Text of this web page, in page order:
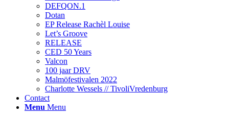
DEFQON.1
Dotan
EP Release Rachèl Louise
Let’s Groove
RELEASE
CED 50 Years
Valcon
100 jaar DRV
Malmöfestivalen 2022
Charlotte Wessels // TivoliVredenburg
Contact
Menu Menu